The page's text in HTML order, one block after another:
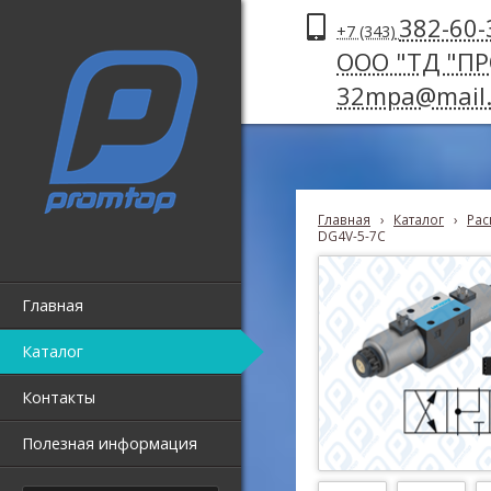
Главная
Каталог
Контакты
Полезная информация
+7 (343) 382-
ООО "ТД
Главная › Каталог ›
DG4V-5-7С